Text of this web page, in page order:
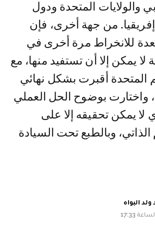
والولايات المتحدة ودول
إفريقيا. من جهة أخرى، فإن
للانخراط مرة أخرى في
لا يمكن إلا أن تستفيد منها، مع
المتحدة أقبرت بشكل نهائي
واختارت بوضوح الحل العملي
لا يمكن تحقيقه إلا على
وبالطبع تحت السيادة
البواه